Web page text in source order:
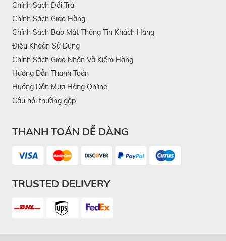
Chính Sách Đổi Trả
Chính Sách Giao Hàng
Chính Sách Bảo Mật Thông Tin Khách Hàng
Điều Khoản Sử Dụng
Chính Sách Giao Nhận Và Kiểm Hàng
Hướng Dẫn Thanh Toán
Hướng Dẫn Mua Hàng Online
Câu hỏi thường gặp
THANH TOÁN DỄ DÀNG
TRUSTED DELIVERY